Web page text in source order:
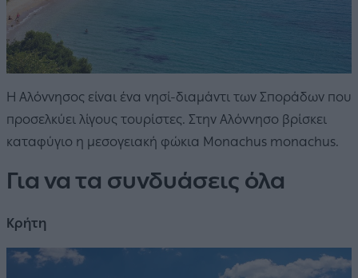
Η Αλόννησος είναι ένα νησί-διαμάντι των Σποράδων που
προσελκύει λίγους τουρίστες. Στην Αλόννησο βρίσκει
καταφύγιο η μεσογειακή φώκια Monachus monachus.
Για να τα συνδυάσεις όλα
Κρήτη